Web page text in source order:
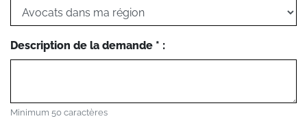
Description de la demande * :
Minimum 50 caractères